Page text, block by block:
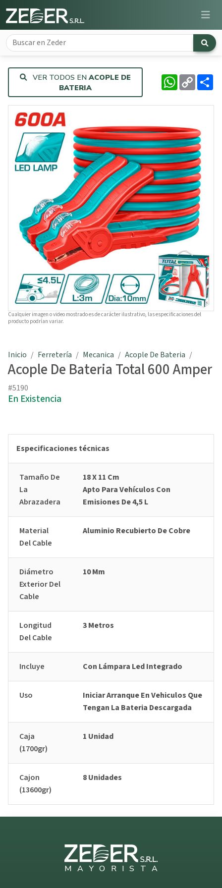
VER TODOS EN ACOPLE DE
BATERIA
WhatsApp
Copy
Link
Cualquier imagen o video mostrado es de carácter ilustrativo, las especificaciones del
producto podrían variar.
Inicio Ferretería Mecanica Acople De Bateria
Acople De Bateria Total 600 Amper
#5190
En Existencia
Especificaciones técnicas
Tamaño De
La
Abrazadera
18 X 11 Cm
Apto Para Vehículos Con
Emisiones De 4,5 L
Material
Del Cable
Aluminio Recubierto De Cobre
Diámetro
Exterior Del
Cable
10 Mm
Longitud
Del Cable
3 Metros
Incluye Con Lámpara Led Integrado
Uso
Iniciar Arranque En Vehiculos Que
Tengan La Bateria Descargada
Caja
(1700gr)
1 Unidad
Cajon
(13600gr)
8 Unidades
M A Y O R I S T A